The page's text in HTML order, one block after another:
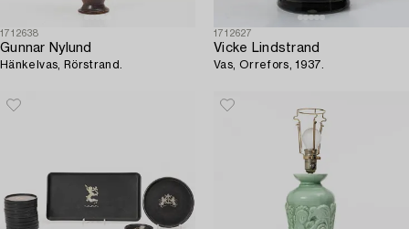
1712638
Gunnar Nylund
Hänkelvas, Rörstrand.
1712627
Vicke Lindstrand
Vas, Orrefors, 1937.